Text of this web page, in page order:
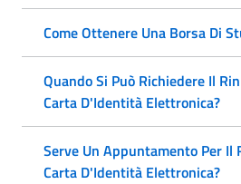
Come Ottenere Una Borsa Di
Quando Si Può Richiedere Il
Carta D'Identità Elettronica?
Serve Un Appuntamento Per Il
Carta D'Identità Elettronica?